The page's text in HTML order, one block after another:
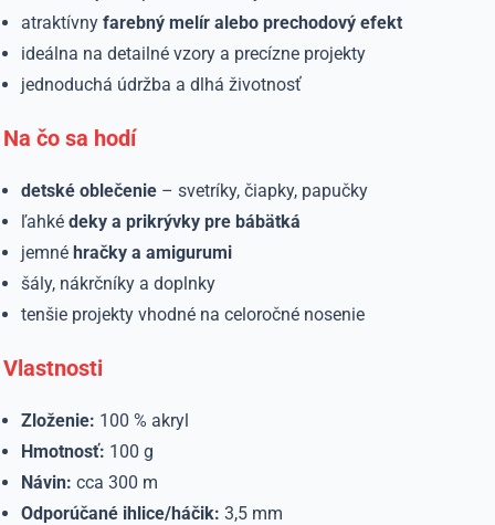
atraktívnyfarebný melír alebo prechodový efekt
ideálna na detailné vzory a precízne projekty
jednoduchá údržba a dlhá životnosť
Na čo sa hodí
detské oblečenie – svetríky, čiapky, papučky
ľahkédeky a prikrývky pre bábätká
jemnéhračky a amigurumi
šály, nákrčníky a doplnky
tenšie projekty vhodné na celoročné nosenie
Vlastnosti
Zloženie: 100 % akryl
Hmotnosť: 100 g
Návin: cca 300 m
Odporúčané ihlice/háčik: 3,5 mm